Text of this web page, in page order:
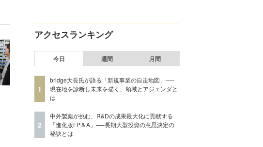
アクセスランキング
今日 週間 月間
1
bridge大長氏が語る「新規事業の自走地図」──
現在地を診断し未来を描く、領域とアジェンダと
は
2
中外製薬が挑む、R&Dの成果最大化に貢献する
「進化版FP＆A」──長期大型投資の意思決定の
秘訣とは